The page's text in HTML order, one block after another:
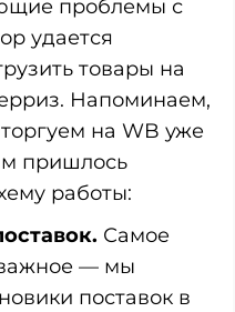
проблемы с
удается
товары на
Напоминаем,
на WB уже
пришлось
работы:
Самое
— мы
поставок в